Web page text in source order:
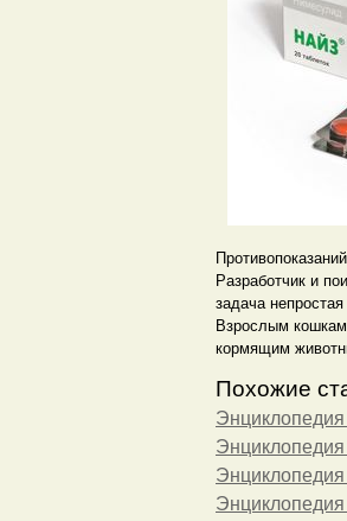
Разработчик и
задача
Взрослым
кормящим
Похожие